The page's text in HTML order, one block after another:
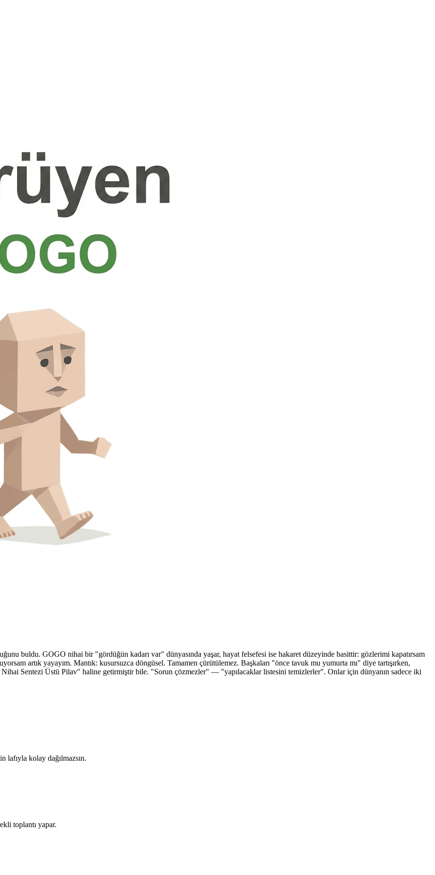
buldu. GOGO nihai bir "gördüğün kadarı var" dünyasında yaşar, hayat felsefesi ise hakaret düzeyinde basittir: gözlerimi kapatırsam
artık yayayım. Mantık: kusursuzca döngüsel. Tamamen çürütülemez. Başkaları "önce tavuk mu yumurta mı" diye tartışırken,
Sentezi Üstü Pilav" haline getirmiştir bile. "Sorun çözmezler" — "yapılacaklar listesini temizlerler". Onlar için dünyanın sadece iki
lafıyla kolay dağılmazsın.
toplantı yapar.